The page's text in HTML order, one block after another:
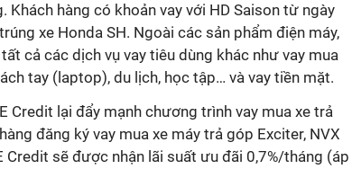
hàng có khoản vay với HD Saison từ ngày
xe Honda SH. Ngoài các sản phẩm điện máy,
cả các dịch vụ vay tiêu dùng khác như vay mua
tay (laptop), du lịch, học tập… và vay tiền mặt.
Credit lại đẩy mạnh chương trình vay mua xe trả
đăng ký vay mua xe máy trả góp Exciter, NVX
Credit sẽ được nhận lãi suất ưu đãi 0,7%/tháng (áp